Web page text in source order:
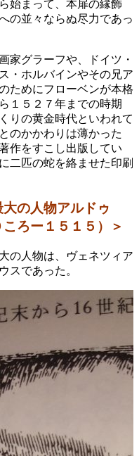
始まって、本扉の縁飾
の並々ならぬ尽力であっ
家グラーフや、ドイツ・
・ホルバインやその兄ア
ためにフローベンが本格
１５２７年までの時期
りの黄金時代といわれて
のかかわりは薄かった
作をすこし出版してい
二匹の蛇を絡ませた印刷
の人物アルドゥ
ろー１５１５）
＞
の人物は、ヴェネツィア
スであった。